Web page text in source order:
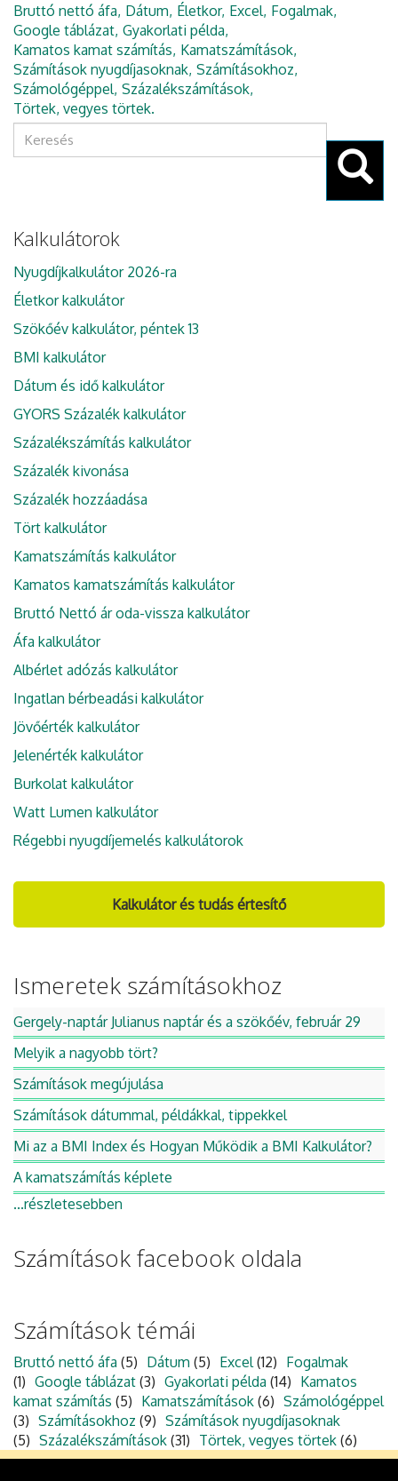
Bruttó nettó áfa Dátum Életkor Excel Fogalmak
Google táblázat Gyakorlati példa
Kamatos kamat számítás Kamatszámítások
Számítások nyugdíjasoknak Számításokhoz
Számológéppel Százalékszámítások
Törtek, vegyes törtek
Keresés
űrlap
Kalkulátorok
Nyugdíjkalkulátor 2026-ra
Életkor kalkulátor
Szökőév kalkulátor, péntek 13
BMI kalkulátor
Dátum és idő kalkulátor
GYORS Százalék kalkulátor
Százalékszámítás kalkulátor
Százalék kivonása
Százalék hozzáadása
Tört kalkulátor
Kamatszámítás kalkulátor
Kamatos kamatszámítás kalkulátor
Bruttó Nettó ár oda-vissza kalkulátor
Áfa kalkulátor
Albérlet adózás kalkulátor
Ingatlan bérbeadási kalkulátor
Jövőérték kalkulátor
Jelenérték kalkulátor
Burkolat kalkulátor
Watt Lumen kalkulátor
Régebbi nyugdíjemelés kalkulátorok
Kalkulátor és tudás értesítő
Ismeretek számításokhoz
Gergely-naptár Julianus naptár és a szökőév, február 29
Melyik a nagyobb tört?
Számítások megújulása
Számítások dátummal, példákkal, tippekkel
Mi az a BMI Index és Hogyan Működik a BMI Kalkulátor?
A kamatszámítás képlete
...részletesebben
Számítások facebook oldala
Számítások témái
Bruttó nettó áfa (5) Dátum (5) Excel (12) Fogalmak
(1) Google táblázat (3) Gyakorlati példa (14) Kamatos
kamat számítás (5) Kamatszámítások (6) Számológéppel
(3) Számításokhoz (9) Számítások nyugdíjasoknak
(5) Százalékszámítások (31) Törtek, vegyes törtek (6)